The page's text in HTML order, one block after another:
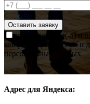
agree прочитал(-а) и
конфиденциальности и
персональных данных
Адрес для Яндекса: